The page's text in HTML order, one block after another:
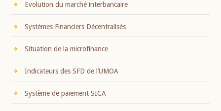
Evolution du marché interbancaire
Systèmes Financiers Décentralisés
Situation de la microfinance
Indicateurs des SFD de l’UMOA
Système de paiement SICA